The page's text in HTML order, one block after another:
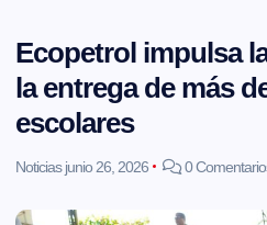
Ecopetrol impulsa
la entrega de más
escolares
Noticias junio 26, 2026 0